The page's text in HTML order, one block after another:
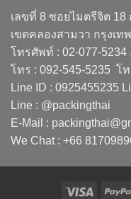
เลขที่ 8 ซอยไมตรีจิต
เขตคลองสามวา กรุงเ
โทรศัพท์ : 02-077-5234
โทร : 092-545-5235 โ
Line ID : 0925455235
Line : @packingthai
E-Mail :
We Chat : +66